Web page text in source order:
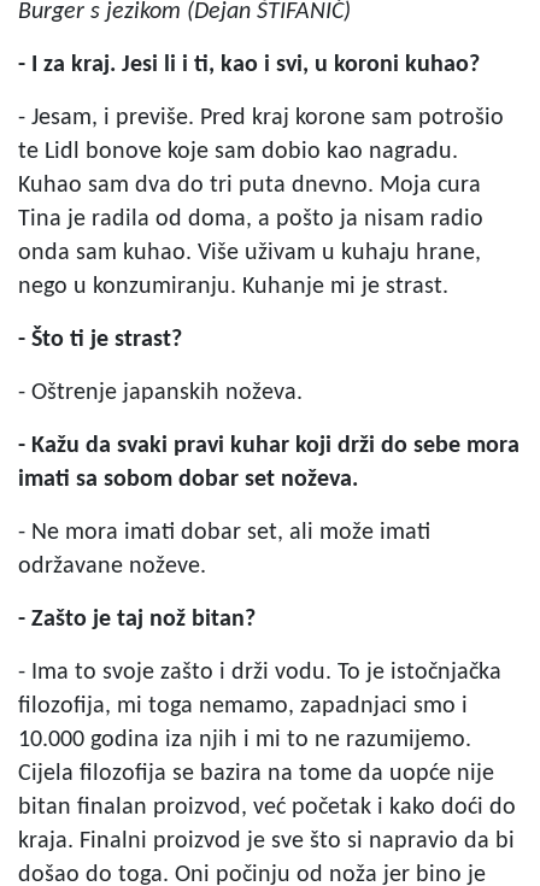
Burger s jezikom (Dejan ŠTIFANIĆ)
- I za kraj. Jesi li i ti, kao i svi, u koroni kuhao?
- Jesam, i previše. Pred kraj korone sam potrošio
te Lidl bonove koje sam dobio kao nagradu.
Kuhao sam dva do tri puta dnevno. Moja cura
Tina je radila od doma, a pošto ja nisam radio
onda sam kuhao. Više uživam u kuhaju hrane,
nego u konzumiranju. Kuhanje mi je strast.
- Što ti je strast?
- Oštrenje japanskih noževa.
- Kažu da svaki pravi kuhar koji drži do sebe mora
imati sa sobom dobar set noževa.
- Ne mora imati dobar set, ali može imati
održavane noževe.
- Zašto je taj nož bitan?
- Ima to svoje zašto i drži vodu. To je istočnjačka
filozofija, mi toga nemamo, zapadnjaci smo i
10.000 godina iza njih i mi to ne razumijemo.
Cijela filozofija se bazira na tome da uopće nije
bitan finalan proizvod, već početak i kako doći do
kraja. Finalni proizvod je sve što si napravio da bi
došao do toga. Oni počinju od noža jer bino je